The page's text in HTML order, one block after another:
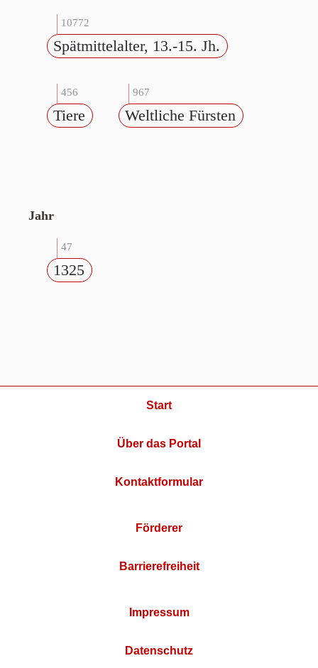
10772
Spätmittelalter, 13.-15. Jh.
456
Tiere
967
Weltliche Fürsten
Jahr
47
1325
Start
Über das Portal
Kontaktformular
Förderer
Barrierefreiheit
Impressum
Datenschutz